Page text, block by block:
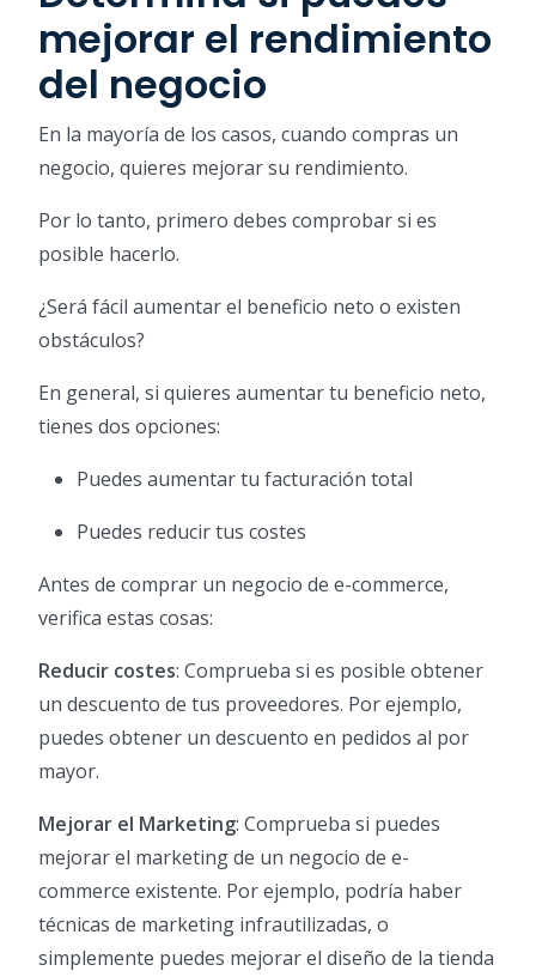
mejorar el rendimiento
del negocio
En la mayoría de los casos, cuando compras un
negocio, quieres mejorar su rendimiento.
Por lo tanto, primero debes comprobar si es
posible hacerlo.
¿Será fácil aumentar el beneficio neto o existen
obstáculos?
En general, si quieres aumentar tu beneficio neto,
tienes dos opciones:
Puedes aumentar tu facturación total
Puedes reducir tus costes
Antes de comprar un negocio de e-commerce,
verifica estas cosas:
Reducir costes: Comprueba si es posible obtener
un descuento de tus proveedores. Por ejemplo,
puedes obtener un descuento en pedidos al por
mayor.
Mejorar el Marketing: Comprueba si puedes
mejorar el marketing de un negocio de e-
commerce existente. Por ejemplo, podría haber
técnicas de marketing infrautilizadas, o
simplemente puedes mejorar el diseño de la tienda